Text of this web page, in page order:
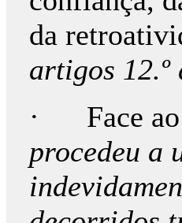
da
artigos 12.º
· Face ao
procedeu a